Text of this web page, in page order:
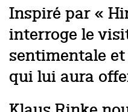
Inspiré par «
interroge le
sentimentale
qui lui aura